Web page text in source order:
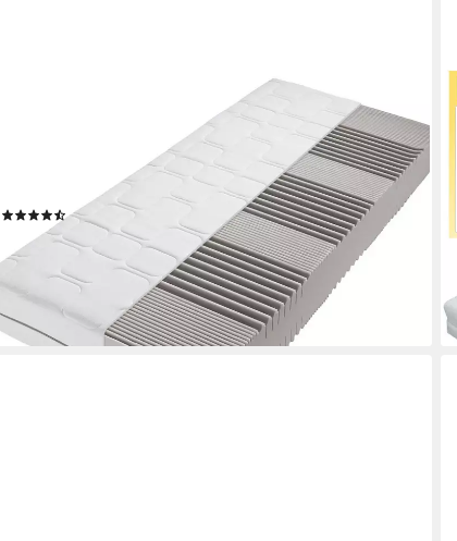
Kaltschaummatratze Grand Master, ergonomische
Matratze 7 Zonen, 26 cm hoch, (Matratze 80x200 cm,
26cm hoch, hergestellt in Deutschland, H3), Matratze
80x200 90x200 100x200 140x200 160x200 180x200
200x200(3)
ab 149,99 € UVP449,00 €
-67%
lieferbar - in 5-6 Werktagen bei dir